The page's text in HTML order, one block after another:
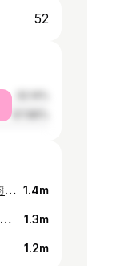
52
Подписку, братья и сестры 🙏🏻 #талжикистан🇹🇯 #узбекистан🇺🇿 #казахстан🇰🇿 #кыргызстан🇰🇬 #туркменистан🇹🇲 #душанбесити🇹🇯 #азербайджан🇦🇿 #турция🇹🇷 1.4m
Соболезную тем, для кого жиза. Я с вами 😭#cherryxvll 1.3m
1.2m